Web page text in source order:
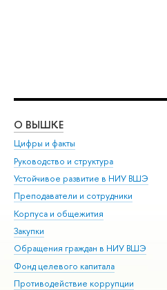
О ВЫШКЕ
Цифры и факты
Руководство и структура
Устойчивое развитие в НИУ ВШЭ
Преподаватели и сотрудники
Корпуса и общежития
Закупки
Обращения граждан в НИУ ВШЭ
Фонд целевого капитала
Противодействие коррупции